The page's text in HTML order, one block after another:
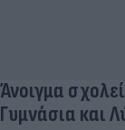
Άνοιγμα
Γυμνάσια και